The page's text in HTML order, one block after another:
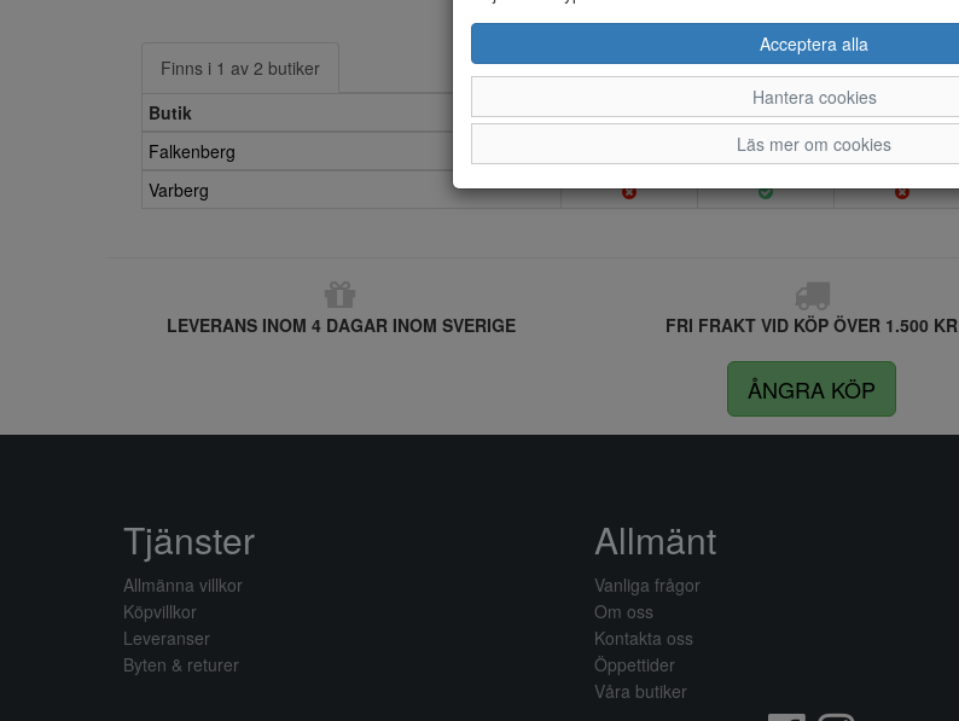
Finns i 1 av 2 butiker
Butik
36 37 38
Falkenberg
Varberg
LEVERANS INOM 4 DAGAR INOM SVERIGE FRI FRAKT VID KÖP ÖVER 1.500 KR
ÅNGRA KÖP
Acceptera alla
Hantera cookies
Läs mer om cookies
Tjänster
Allmänna villkor
Köpvillkor
Leveranser
Byten & returer
Allmänt
Vanliga frågor
Om oss
Kontakta oss
Öppettider
Våra butiker